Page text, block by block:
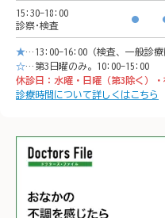
yokohama」9階
※イオン内に地下駐車場
り
𐄙𐄁𐄙𐄁𐄙𐄁𐄙𐄁
15:30-18:00
診察･検査
●
★…13:00-16:00（検査、一般診療
☆…第3日曜のみ。10:00-15:00
休診日：水曜・日曜（第3除く）・
診療時間について詳しくはこちら